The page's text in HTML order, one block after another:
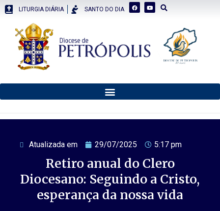
LITURGIA DIÁRIA SANTO DO DIA
Atualizada em 29/07/2025 5:17 pm
Retiro anual do Clero
Diocesano: Seguindo a Cristo,
esperança da nossa vida